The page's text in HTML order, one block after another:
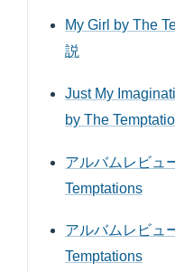
My Girl by The
説
Just My
by The
アルバムレビュ
Temptations
アルバムレビュ
Temptations